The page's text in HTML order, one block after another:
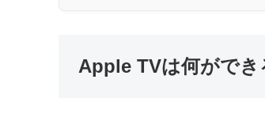
Apple TVは何ができ